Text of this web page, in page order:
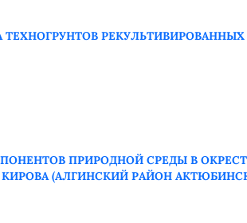
РЕКУЛЬТИВИРОВАННЫХ
ПРИРОДНОЙ СРЕДЫ В
(АЛГИНСКИЙ РАЙОН